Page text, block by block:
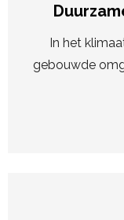
In het
gebouwde